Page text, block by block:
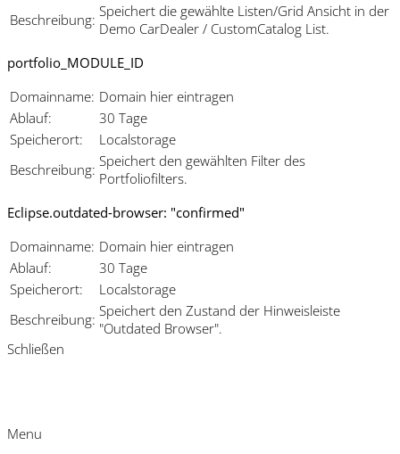
Beschreibung: Speichert die gewählte Listen/Grid Ansicht in der
Demo CarDealer / CustomCatalog List.
portfolio_MODULE_ID
Domainname: Domain hier eintragen
Ablauf:
30 Tage
Speicherort:
Localstorage
Beschreibung: Speichert den gewählten Filter des
Portfoliofilters.
Eclipse.outdated-browser: "confirmed"
Domainname: Domain hier eintragen
Ablauf:
30 Tage
Speicherort:
Localstorage
Beschreibung: Speichert den Zustand der Hinweisleiste
"Outdated Browser".
Schließen
Menu